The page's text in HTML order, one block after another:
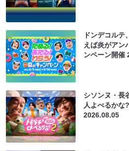
ドンデコルテ
えば炎がアン
ンペーン開催
シソンヌ・長
人よべるかな
2026.08.05